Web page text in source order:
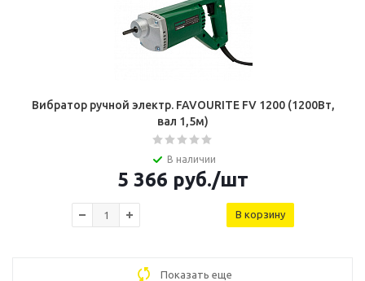
Вибратор ручной электр. FAVOURITE FV 1200 (1200Вт,
вал 1,5м)
В наличии
5 366 руб./шт
В корзину
Показать еще